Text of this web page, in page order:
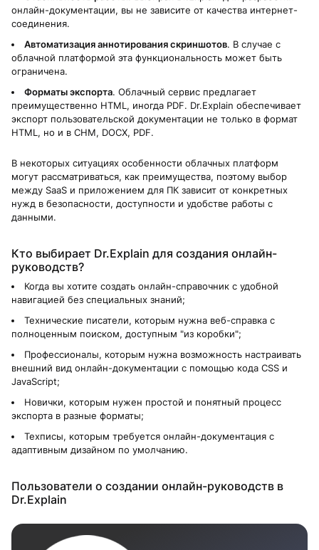
онлайн-документации, вы не зависите от качества интернет-
соединения.
Автоматизация аннотирования скриншотов. В случае с
облачной платформой эта функциональность может быть
ограничена.
Форматы экспорта. Облачный сервис предлагает
преимущественно HTML, иногда PDF. Dr.Explain обеспечивает
экспорт пользовательской документации не только в формат
HTML, но и в CHM, DOCX, PDF.
В некоторых ситуациях особенности облачных платформ
могут рассматриваться, как преимущества, поэтому выбор
между SaaS и приложением для ПК зависит от конкретных
нужд в безопасности, доступности и удобстве работы с
данными.
Кто выбирает Dr.Explain для создания онлайн-
руководств?
Когда вы хотите создать онлайн-справочник с удобной
навигацией без специальных знаний;
Технические писатели, которым нужна веб-справка с
полноценным поиском, доступным "из коробки";
Профессионалы, которым нужна возможность настраивать
внешний вид онлайн-документации с помощью кода CSS и
JavaScript;
Новички, которым нужен простой и понятный процесс
экспорта в разные форматы;
Техписы, которым требуется онлайн-документация с
адаптивным дизайном по умолчанию.
Пользователи о создании онлайн-руководств в
Dr.Explain